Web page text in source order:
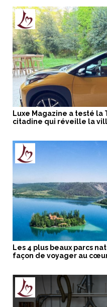
Luxe Magazine a testé la
citadine qui réveille la
Les 4 plus beaux parcs
façon de voyager au